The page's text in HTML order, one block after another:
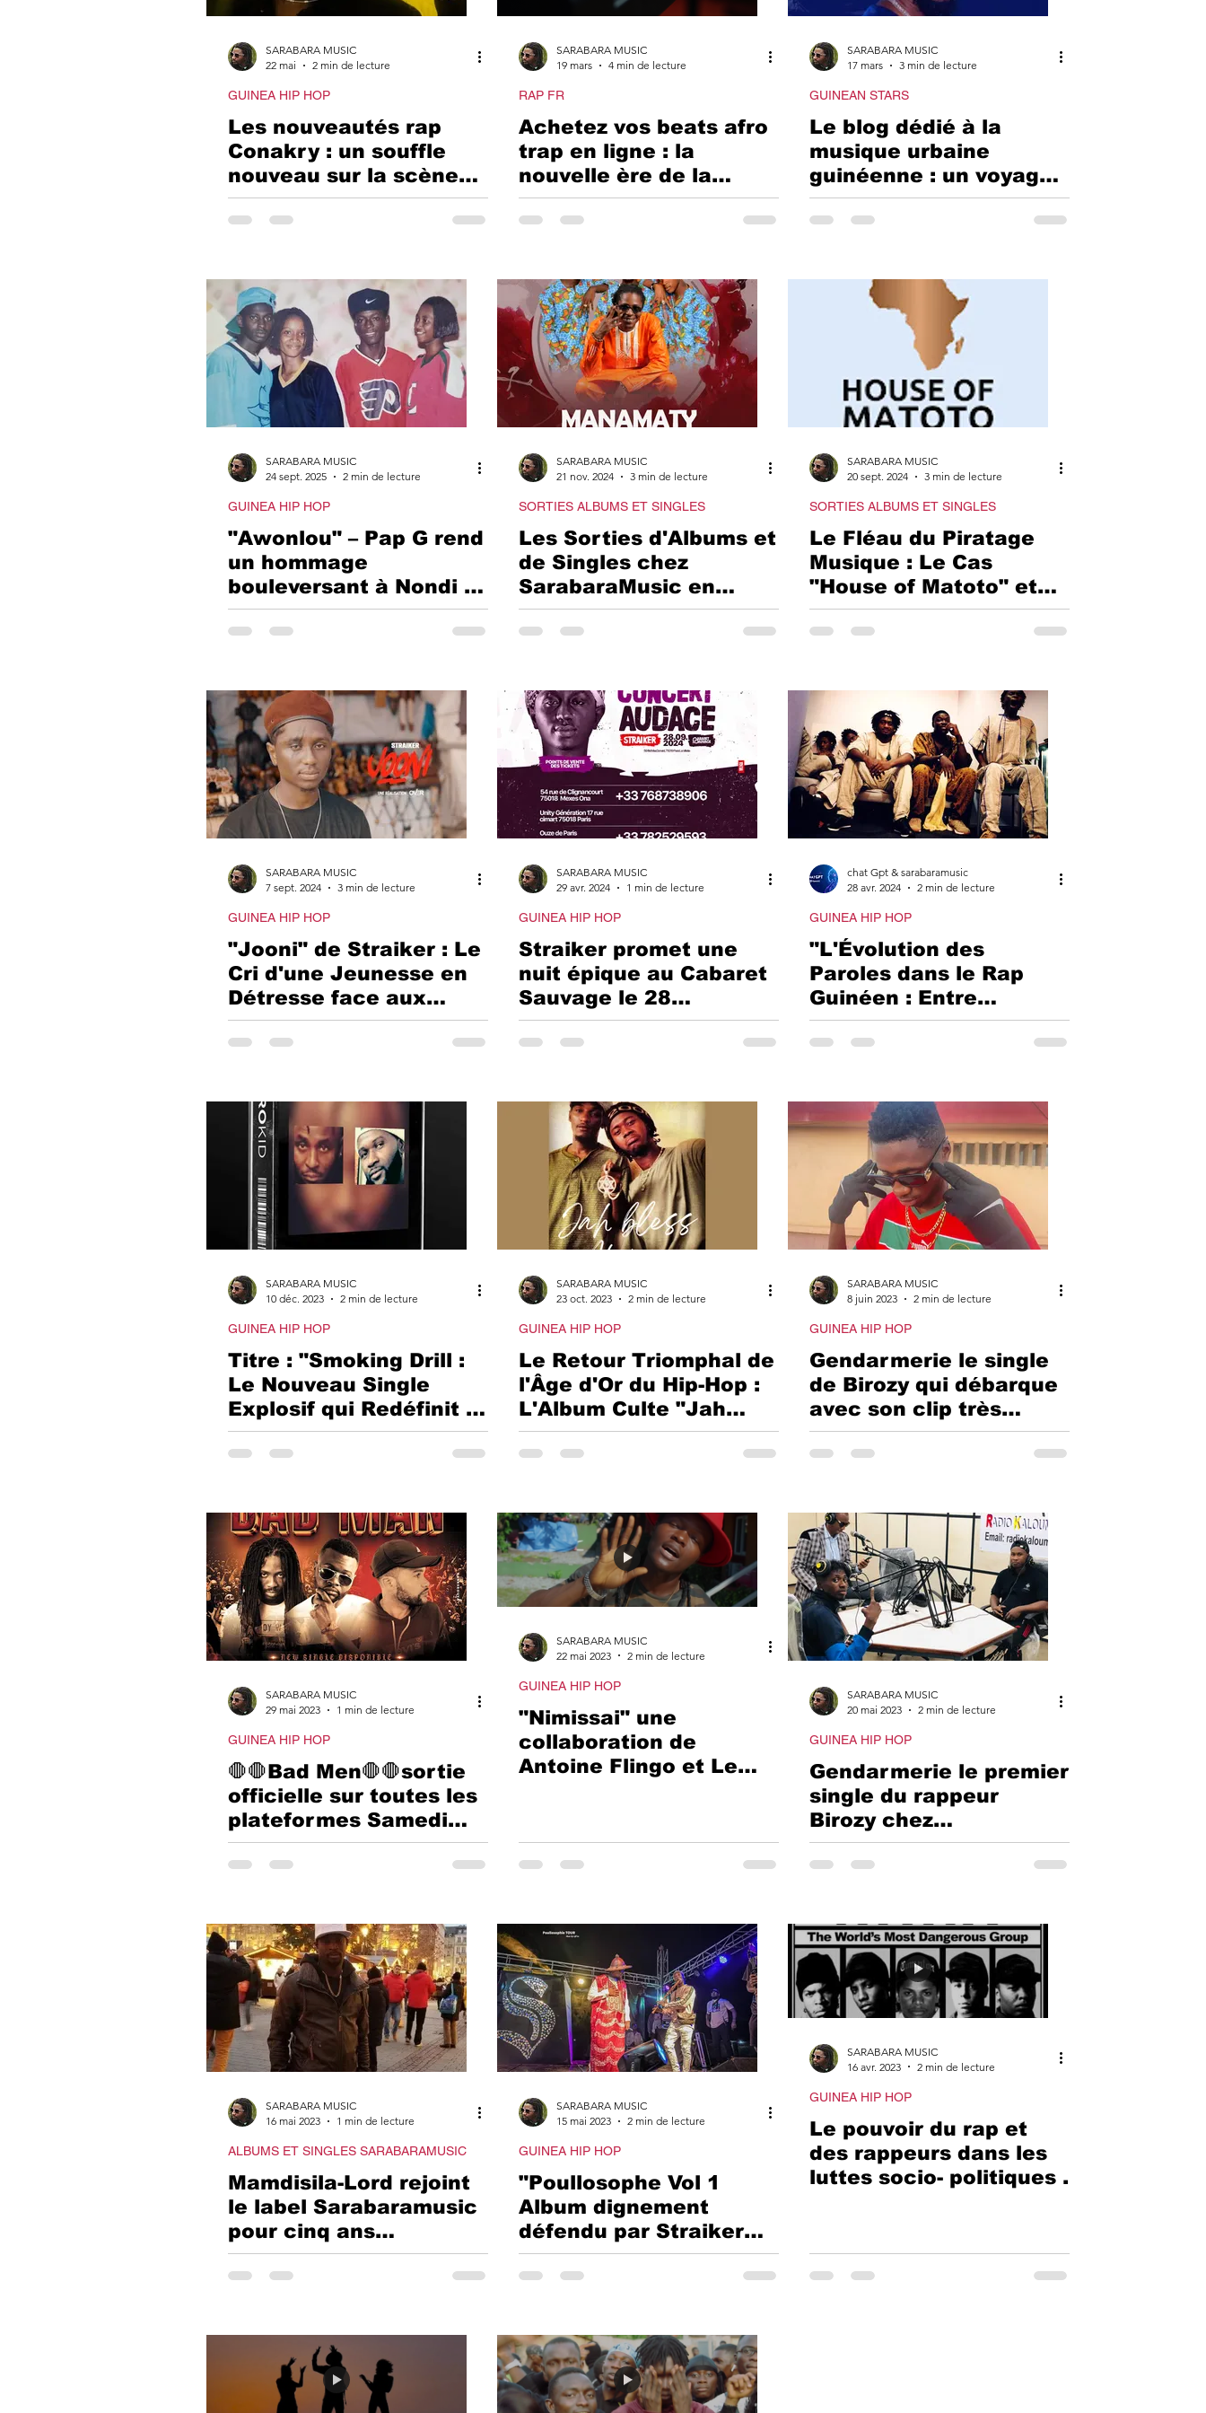
ALBUMS ET SINGLES SARABARAMUSIC
SARABARAMUSIC INTERVIEWS
CARTE BLANCHE
DECOUVERTES
REGGAE ARTISTES
GUINEAN STARS
SARABARAMUSIC SANTE
AFRICAN HIP-HOP
FAITS DIVERS
NECROLOGIE
HIP-HOP IVOIRIEN
RN&B/SOUL
AFRICAN STARS
BURNA BOY
BOB MARLEY
FESTIVAL
CLASH
AFRO BEATS
EVENEMENTS
RAP AFRICAIN
TOURNEE STARS
BY GONGO
STREAMING
CANNABIS
MARIAGE DE STAR
SARABARA MUSIC
22 mai
2 min de lecture
GUINEA HIP HOP
Les nouveautés rap
Conakry : un souffle
nouveau sur la scène
urbaine guinéenne
SARABARA MUSIC
19 mars
4 min de lecture
RAP FR
Achetez vos beats afro
trap en ligne : la
nouvelle ère de la
musique urbaine
SARABARA MUSIC
17 mars
3 min de lecture
GUINEAN STARS
Le blog dédié à la
musique urbaine
guinéenne : un voyage
au cœur du hip-hop et
du reggae en Guinée
SARABARA MUSIC
24 sept. 2025
2 min de lecture
GUINEA HIP HOP
"Awonlou" – Pap G rend
un hommage
bouleversant à Nondi K,
son frère de cœur et
cofondateur du groupe
SARABARA MUSIC
21 nov. 2024
3 min de lecture
SORTIES ALBUMS ET SINGLES
Les Sorties d'Albums et
de Singles chez
SarabaraMusic en
Cette Fin d'Année
SARABARA MUSIC
20 sept. 2024
3 min de lecture
SORTIES ALBUMS ET SINGLES
Le Fléau du Piratage
Musique : Le Cas
"House of Matoto" et
Ses Victimes(piratage-
House of Matoto-
SARABARA MUSIC
7 sept. 2024
3 min de lecture
GUINEA HIP HOP
"Jooni" de Straiker : Le
Cri d'une Jeunesse en
Détresse face aux
Maux de la Guinée.
Nouveau single jooni de
SARABARA MUSIC
29 avr. 2024
1 min de lecture
GUINEA HIP HOP
Straiker promet une
nuit épique au Cabaret
Sauvage le 28
septembre : Ne
manquez pas ce
chat Gpt & sarabaramusic
28 avr. 2024
2 min de lecture
GUINEA HIP HOP
"L'Évolution des
Paroles dans le Rap
Guinéen : Entre
Héritage Culturel et
Influence Étrangère"
SARABARA MUSIC
10 déc. 2023
2 min de lecture
GUINEA HIP HOP
Titre : "Smoking Drill :
Le Nouveau Single
Explosif qui Redéfinit la
Drill Made in Guinée
Conakry"
SARABARA MUSIC
23 oct. 2023
2 min de lecture
GUINEA HIP HOP
Le Retour Triomphal de
l'Âge d'Or du Hip-Hop :
L'Album Culte "Jah
Bless Africa" du groupe
Alkebulan. #Jah-Africa-
SARABARA MUSIC
8 juin 2023
2 min de lecture
GUINEA HIP HOP
Gendarmerie le single
de Birozy qui débarque
avec son clip très
bientôt sur la toile .
SARABARA MUSIC
29 mai 2023
1 min de lecture
GUINEA HIP HOP
🛑🛑Bad Men🛑🛑sortie
officielle sur toutes les
plateformes Samedi
0️⃣3️⃣ Juin 2️⃣0️⃣2️⃣3️⃣#"Bad
Man" est un morceau
Kem Râ.
SARABARA MUSIC
22 mai 2023
2 min de lecture
GUINEA HIP HOP
"Nimissai" une
collaboration de
Antoine Flingo et Le
SARABARA MUSIC
20 mai 2023
2 min de lecture
GUINEA HIP HOP
Gendarmerie le premier
single du rappeur
Birozy chez
Sarabaramusic .
SARABARA MUSIC
16 mai 2023
1 min de lecture
ALBUMS ET SINGLES SARABARAMUSIC
Mamdisila-Lord rejoint
le label Sarabaramusic
pour cinq ans
d'exploitation de ses
oeuvres.
SARABARA MUSIC
15 mai 2023
2 min de lecture
GUINEA HIP HOP
"Poullosophe Vol 1
Album dignement
défendu par Straiker
dans la ville de
Karamoko Alpha mo
SARABARA MUSIC
16 avr. 2023
2 min de lecture
GUINEA HIP HOP
Le pouvoir du rap et
des rappeurs dans les
luttes socio- politiques .